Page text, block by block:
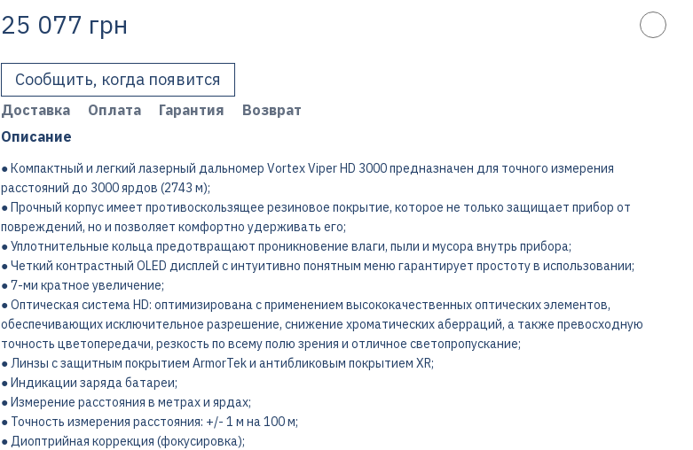
25 077 грн
Сообщить, когда появится
Доставка Оплата Гарантия
Возврат
Описание
● Компактный и легкий лазерный дальномер Vortex Viper HD 3000 предназначен для точного измерения
расстояний до 3000 ярдов (2743 м);
● Прочный корпус имеет противоскользящее резиновое покрытие, которое не только защищает прибор от
повреждений, но и позволяет комфортно удерживать его;
● Уплотнительные кольца предотвращают проникновение влаги, пыли и мусора внутрь прибора;
● Четкий контрастный OLED дисплей с интуитивно понятным меню гарантирует простоту в использовании;
● 7-ми кратное увеличение;
● Оптическая система HD: оптимизирована с применением высококачественных оптических элементов,
обеспечивающих исключительное разрешение, снижение хроматических аберраций, а также превосходную
точность цветопередачи, резкость по всему полю зрения и отличное светопропускание;
● Линзы с защитным покрытием ArmorTek и антибликовым покрытием XR;
● Индикации заряда батареи;
● Измерение расстояния в метрах и ярдах;
● Точность измерения расстояния: +/- 1 м на 100 м;
● Диоптрийная коррекция (фокусировка);